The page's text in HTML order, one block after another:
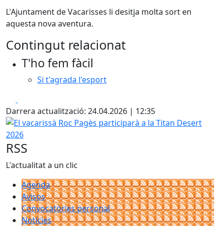
L'Ajuntament de Vacarisses li desitja molta sort en
aquesta nova aventura.
Contingut relacionat
T'ho fem fàcil
Si t'agrada l'esport
Darrera actualització: 24.04.2026 | 12:35
El vacarissà Roc Pagès participarà a la Titan Desert 2026
RSS
L'actualitat a un clic
Agenda
Avisos
Convocatòries personal
Notícies